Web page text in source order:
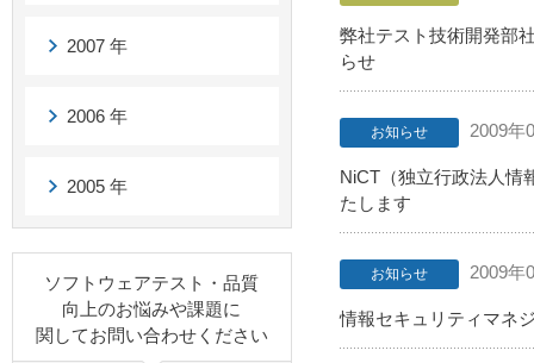
弊社テスト技術開発部
らせ
お知らせ 2009年
NiCT（独立行政法人情
たします
お知らせ 2009年
情報セキュリティマネ
2007 年
2006 年
2005 年
ソフトウェアテスト・品質
向上のお悩みや課題に
関してお問い合わせください